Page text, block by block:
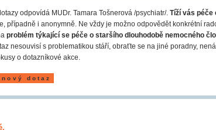
odpovídá MUDr. Tamara Tošnerová /psychiatr/. Tíží vás péče
případně i anonymně. Ne vždy je možno odpovědět konkrétní
problém týkající se péče o staršího dlouhodobě nemocného
nesouvisí s problematikou stáří, obraťte se na jiné poradny,
o dotazníkové akce.
dotaz